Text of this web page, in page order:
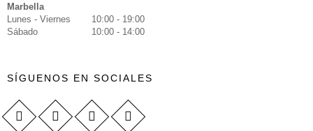
Marbella
Lunes - Viernes
10:00 - 19:00
Sábado
10:00 - 14:00
SÍGUENOS EN SOCIALES